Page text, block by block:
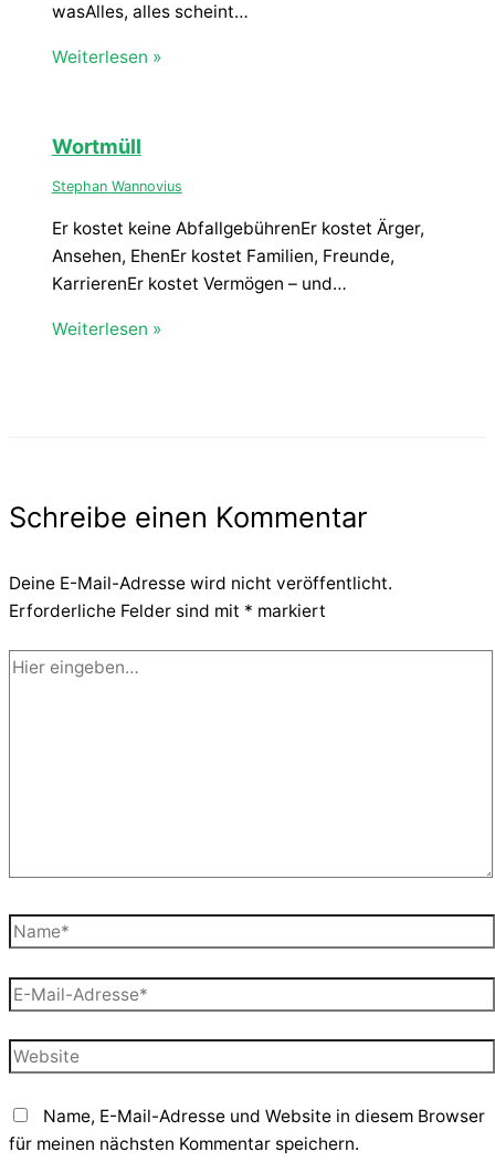
wasAlles, alles scheint…
Weiterlesen »
Wortmüll
Stephan Wannovius
Er kostet keine AbfallgebührenEr kostet Ärger,
Ansehen, EhenEr kostet Familien, Freunde,
KarrierenEr kostet Vermögen – und…
Weiterlesen »
Schreibe einen Kommentar
Deine E-Mail-Adresse wird nicht veröffentlicht.
Erforderliche Felder sind mit * markiert
Hier
Name*
E-
Mail-
Adresse*
Website
Name, E-Mail-Adresse und Website in diesem Browser
für meinen nächsten Kommentar speichern.